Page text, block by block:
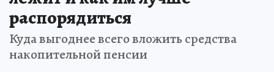
распорядиться
Куда выгоднее всего вложить средства
накопительной пенсии